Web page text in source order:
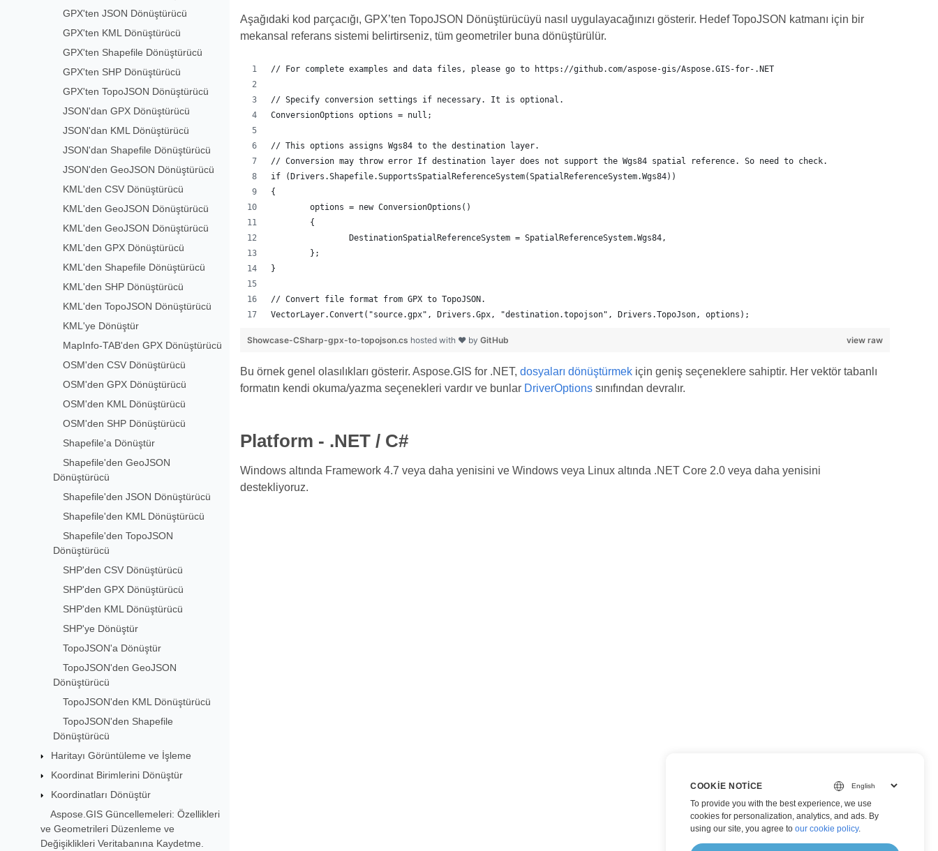
GPX'ten JSON Dönüştürücü
GPX'ten KML Dönüştürücü
GPX'ten Shapefile Dönüştürücü
GPX'ten SHP Dönüştürücü
GPX'ten TopoJSON Dönüştürücü
JSON'dan GPX Dönüştürücü
JSON'dan KML Dönüştürücü
JSON'dan Shapefile Dönüştürücü
JSON'den GeoJSON Dönüştürücü
KML'den CSV Dönüştürücü
KML'den GeoJSON Dönüştürücü
KML'den GeoJSON Dönüştürücü
KML'den GPX Dönüştürücü
KML'den Shapefile Dönüştürücü
KML'den SHP Dönüştürücü
KML'den TopoJSON Dönüştürücü
KML'ye Dönüştür
MapInfo-TAB'den GPX Dönüştürücü
OSM'den CSV Dönüştürücü
OSM'den GPX Dönüştürücü
OSM'den KML Dönüştürücü
OSM'den SHP Dönüştürücü
Shapefile'a Dönüştür
Shapefile'den GeoJSON
Dönüştürücü
Shapefile'den JSON Dönüştürücü
Shapefile'den KML Dönüştürücü
Shapefile'den TopoJSON
Dönüştürücü
SHP'den CSV Dönüştürücü
SHP'den GPX Dönüştürücü
SHP'den KML Dönüştürücü
SHP'ye Dönüştür
TopoJSON'a Dönüştür
TopoJSON'den GeoJSON
Dönüştürücü
TopoJSON'den KML Dönüştürücü
TopoJSON'den Shapefile
Dönüştürücü
Haritayı Görüntüleme ve İşleme
Koordinat Birimlerini Dönüştür
Koordinatları Dönüştür
Aspose.GIS Güncellemeleri: Özellikleri
ve Geometrileri Düzenleme ve
Değişiklikleri Veritabanına Kaydetme.
Aşağıdaki kod parçacığı, GPX’ten TopoJSON Dönüştürücüyü nasıl uygulayacağınızı gösterir. Hedef TopoJSON katmanı için bir
mekansal referans sistemi belirtirseniz, tüm geometriler buna dönüştürülür.
// For complete examples and data files, please go to https://github.com/aspose-gis/Aspose.GIS-for-.NET
// Specify conversion settings if necessary. It is optional.
ConversionOptions options = null;
// This options assigns Wgs84 to the destination layer.
// Conversion may throw error If destination layer does not support the Wgs84 spatial reference. So need to check.
if (Drivers.Shapefile.SupportsSpatialReferenceSystem(SpatialReferenceSystem.Wgs84))
{
	options = new ConversionOptions()
	{
		DestinationSpatialReferenceSystem = SpatialReferenceSystem.Wgs84,
	};
}
// Convert file format from GPX to TopoJSON.
VectorLayer.Convert("source.gpx", Drivers.Gpx, "destination.topojson", Drivers.TopoJson, options);
view raw
Showcase-CSharp-gpx-to-topojson.cs hosted with ❤ by GitHub
Bu örnek genel olasılıkları gösterir. Aspose.GIS for .NET, dosyaları dönüştürmekiçin geniş seçeneklere sahiptir. Her vektör tabanlı
formatın kendi okuma/yazma seçenekleri vardır ve bunlar DriverOptionssınıfından devralır.
Platform - .NET / C#
Windows altında Framework 4.7 veya daha yenisini ve Windows veya Linux altında .NET Core 2.0 veya daha yenisini
destekliyoruz.
COOKIE NOTICE
To provide you with the best experience, we use
cookies for personalization, analytics, and ads. By
using our site, you agree to our cookie policy.